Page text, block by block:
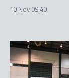
10 Nov 09:40